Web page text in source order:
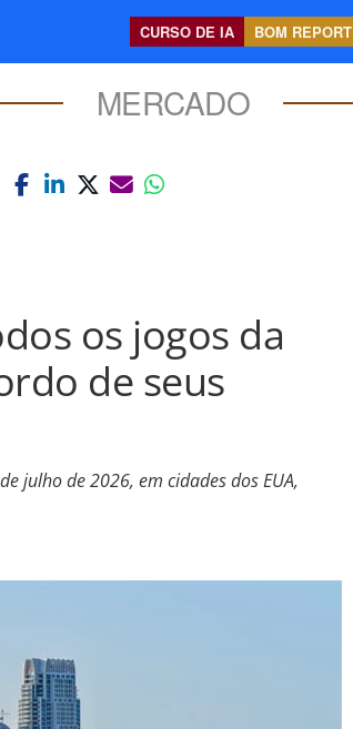
CURSO DE IA BOM REPORT
MERCADO
os jogos da
de seus
julho de 2026, em cidades dos EUA,